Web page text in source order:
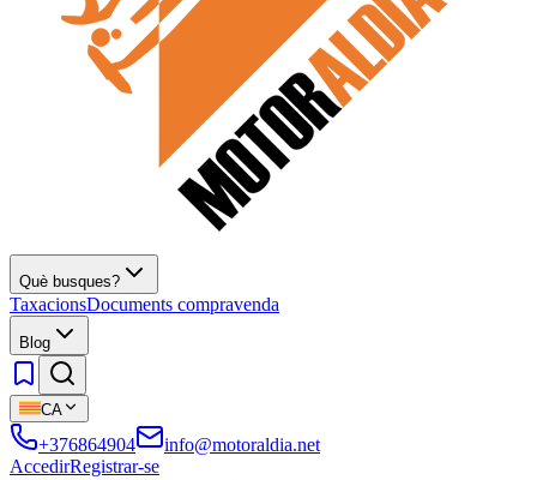
Què busques?
TaxacionsDocuments compravenda
Blog
CA
+376864904
info@motoraldia.net
AccedirRegistrar-se